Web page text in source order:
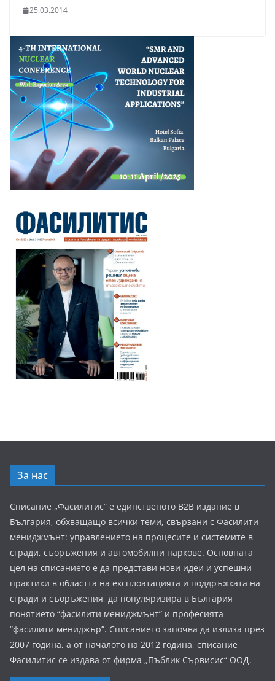
25.03.2014
За нас
Списание „Фасилитис” е единственото B2B издание в
България, обхващащо всички теми, свързани с Фасилити
мениджмънт: управлението на процесите и системите в
сгради, съоръжения и автомобилни паркове. Основната
цел на списанието е да представи нови идеи и успешни
практики в областта на експлоатацията и поддръжката на
сгради и съоръжения, да популяризира в България
понятието “фасилити мениджмънт” и професията
“фасилити мениджър”. Списанието започва да излиза през
2007 година, а от началото на 2012 година, списание
Фасилитис се издава от фирма „Пъблик Сървисис“ ООД.